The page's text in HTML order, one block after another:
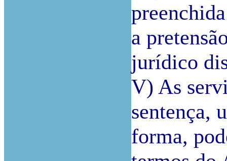
a
jurídico
V) As
sentença,
forma,